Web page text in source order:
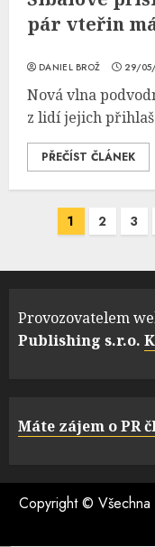
pár vteřin
DANIEL BROŽ 29/
Nová vlna
z lidí jejich
PŘEČÍST ČLÁNEK
Navigace
příspěvky
1 2 3
Provozovatelem
Publishing s.r.o.
Máte zájem o PR
Copyright © Všechna